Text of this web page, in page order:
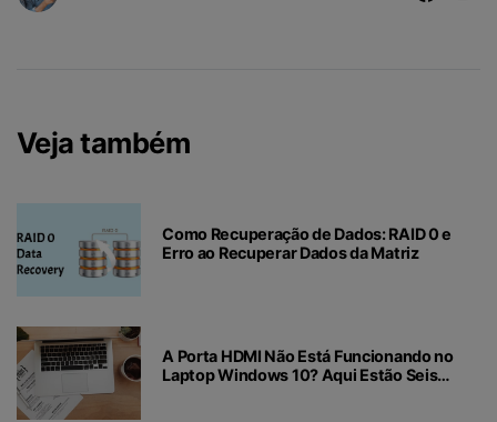
Veja também
Como Recuperação de Dados: RAID 0 e
Erro ao Recuperar Dados da Matriz
A Porta HDMI Não Está Funcionando no
Laptop Windows 10? Aqui Estão Seis